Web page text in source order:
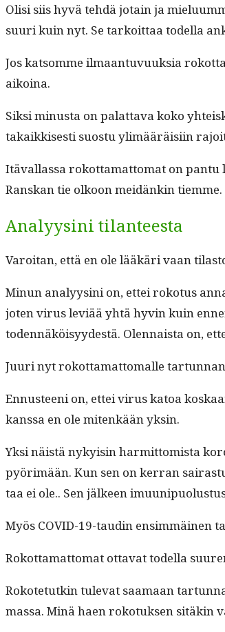
Olisi siis hyvä tehdä jotain ja
suuri kuin nyt. Se tarkoit­taa todel­la
Jos kat­somme ilmaan­tu­vuuk­sia
aikoina.
Sik­si minus­ta on palat­ta­va koko
takaikkises­ti suos­tu ylimääräisi­in
Itä­val­las­sa rokot­ta­mat­tomat on pan­tu
Ran­skan tie olkoon mei­dänkin tiemme.
Analyysini tilanteesta
Varoi­tan, että en ole lääkäri vaan
Min­un ana­lyysi­ni on, ettei roko­tus
joten virus lev­iää yhtä hyvin kuin
toden­näköisyy­destä. Olen­naista on,
Juuri nyt rokot­ta­mat­toma­lle
Ennus­teeni on, ettei virus katoa
kanssa en ole mitenkään yksin.
Yksi näistä nyky­isin har­mit­tomista
pyörimään. Kun sen on ker­ran
taa ei ole.. Sen jäl­keen
Myös COVID-19-taudin ensim­mäi­nen
Rokot­ta­mat­tomat otta­vat todel­la
Rokote­tutkin tule­vat saa­maan
mas­sa. Minä haen roko­tuk­sen sitäkin